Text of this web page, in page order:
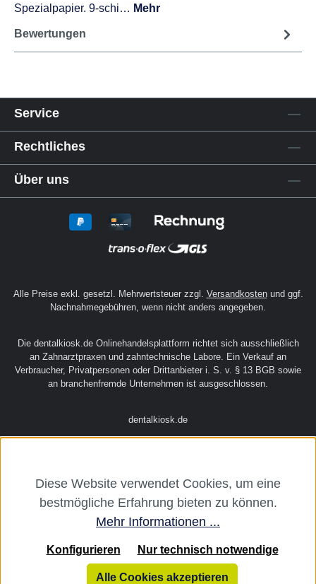
Spezialpapier. 9-schi… Mehr
Bewertungen
Service
Rechtliches
Über uns
Alle Preise exkl. gesetzl. Mehrwertsteuer zzgl. Versandkostenund ggf.
Nachnahmegebühren, wenn nicht anders angegeben.
Die dentalkiosk.de Onlinehandelsplattform richtet sich ausschließlich
an Zahnarztpraxen und zahntechnische Labore. Ein Verkauf an
Verbraucher, Privatpersonen oder Drittanbieter i. S. v. § 13 BGB sowie
an branchenfremde Unternehmen ist ausgeschlossen.
dentalkiosk.de
Diese Website verwendet Cookies, um eine
bestmögliche Erfahrung bieten zu können.
Mehr Informationen ...
Nur technisch notwendige
Konfigurieren
Alle Cookies akzeptieren